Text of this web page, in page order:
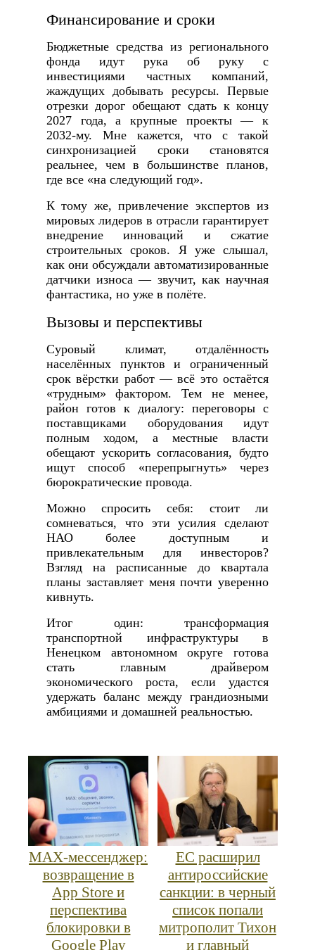
Финансирование и сроки
Бюджетные средства из регионального
фонда идут рука об руку с
инвестициями частных компаний,
жаждущих добывать ресурсы. Первые
отрезки дорог обещают сдать к концу
2027 года, а крупные проекты — к
2032‑му. Мне кажется, что с такой
синхронизацией сроки становятся
реальнее, чем в большинстве планов,
где все «на следующий год».
К тому же, привлечение экспертов из
мировых лидеров в отрасли гарантирует
внедрение инноваций и сжатие
строительных сроков. Я уже слышал,
как они обсуждали автоматизированные
датчики износа — звучит, как научная
фантастика, но уже в полёте.
Вызовы и перспективы
Суровый климат, отдалённость
населённых пунктов и ограниченный
срок вёрстки работ — всё это остаётся
«трудным» фактором. Тем не менее,
район готов к диалогу: переговоры с
поставщиками оборудования идут
полным ходом, а местные власти
обещают ускорить согласования, будто
ищут способ «перепрыгнуть» через
бюрократические провода.
Можно спросить себя: стоит ли
сомневаться, что эти усилия сделают
НАО более доступным и
привлекательным для инвесторов?
Взгляд на расписанные до квартала
планы заставляет меня почти уверенно
кивнуть.
Итог один: трансформация
транспортной инфраструктуры в
Ненецком автономном округе готова
стать главным драйвером
экономического роста, если удастся
удержать баланс между грандиозными
амбициями и домашней реальностью.
MAX‑мессенджер:
возвращение в
App Store и
перспектива
блокировки в
Google Play
ЕС расширил
антироссийские
санкции: в черный
список попали
митрополит Тихон
и главный